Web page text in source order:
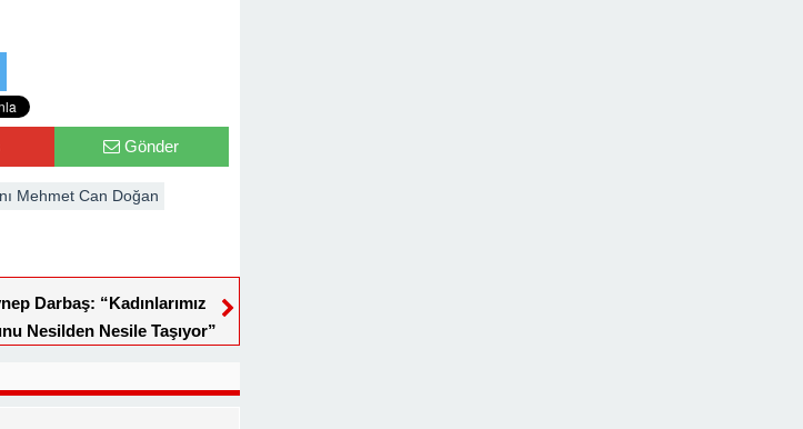
Gönder
Mehmet Can Doğan
Darbaş: “Kadınlarımız
Nesilden Nesile Taşıyor”